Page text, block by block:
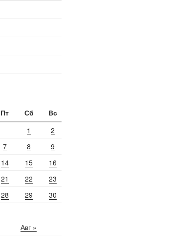
Пт Сб Вс
Авг »
1
2
7 8
9
14 15
16
21 22
23
28 29
30